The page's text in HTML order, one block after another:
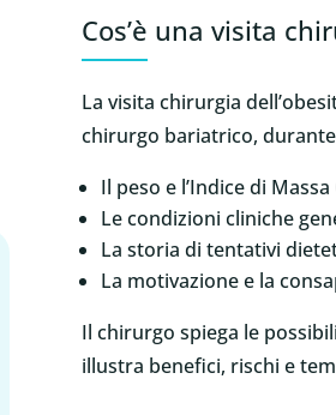
Cos’è una visita
La visita chirurgia
chirurgo bariatrico,
Il peso e l’Indice di
Le condizioni cliniche
La storia di tentativi
La motivazione e la
Il chirurgo spiega le
illustra benefici, rischi e